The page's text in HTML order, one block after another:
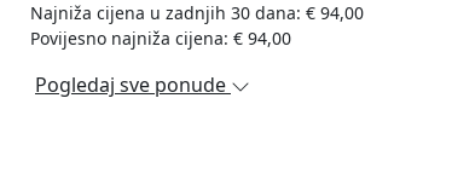
Najniža cijena u zadnjih 30 dana: € 94,00
Povijesno najniža cijena: € 94,00
Pogledaj sve ponude